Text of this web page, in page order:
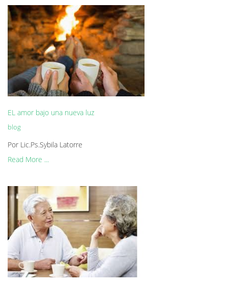
EL amor bajo una nueva luz
blog
Por Lic.Ps.Sybila Latorre
Read More ...